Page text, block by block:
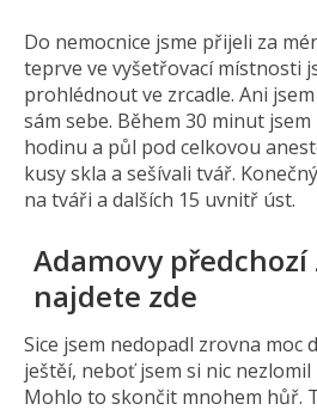
Do nemocnice jsme přijeli za
teprve ve vyšetřovací místnosti
prohlédnout ve zrcadle. Ani
sám sebe. Během 30 minut
hodinu a půl pod celkovou
kusy skla a sešívali tvář.
na tváři a dalších 15 uvnitř úst.
Adamovy předchozí
najdete zde
Sice jsem nedopadl zrovna moc
ještěí, neboť jsem si nic
Mohlo to skončit mnohem hůř.